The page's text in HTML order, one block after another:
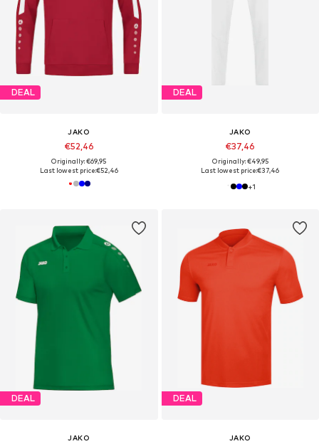
DEAL
JAKO
€52,46
Originally: €69,95
Last lowest price:€52,46
DEAL
JAKO
€37,46
Originally: €49,95
Last lowest price:€37,46
+1
DEAL
JAKO
DEAL
JAKO